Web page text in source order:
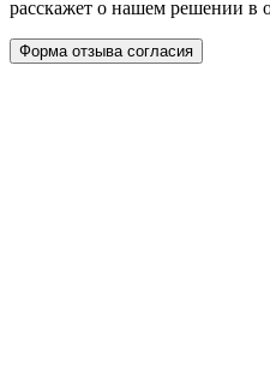
расскажет о нашем решении в
Форма отзыва согласия